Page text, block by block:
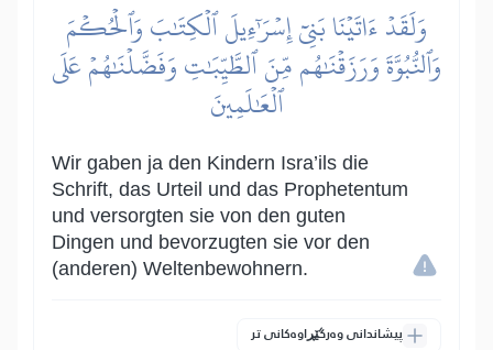
وَلَقَدۡ ءَاتَيۡنَا بَنِيٓ إِسۡرَٰٓءِيلَ ٱلۡكِتَٰبَ وَٱلۡحُكۡمَ
وَٱلنُّبُوَّةَ وَرَزَقۡنَٰهُم مِّنَ ٱلطَّيِّبَٰتِ وَفَضَّلۡنَٰهُمۡ عَلَى
ٱلۡعَٰلَمِينَ
Wir gaben ja den Kindern Isra’ils die
Schrift, das Urteil und das Prophetentum
und versorgten sie von den guten
Dingen und bevorzugten sie vor den
(anderen) Weltenbewohnern.
پیشاندانی وەرگێڕاوەکانی تر